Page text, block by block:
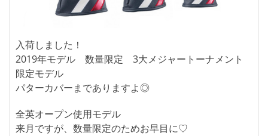
入荷しました！
2019年モデル 数量限定 3大メジャートーナメント
限定モデル
パターカバーまでありますよ◎
全英オープン使用モデル
来月ですが、数量限定のためお早目に♡